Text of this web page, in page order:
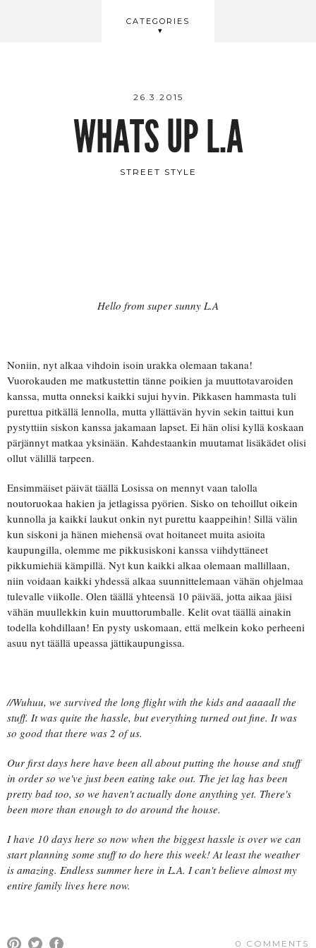
CATEGORIES
BEAUTY
26.3.2015
WHATS UP L.A
STREET STYLE
Hello from super sunny L.A
Noniin, nyt alkaa vihdoin isoin urakka olemaan takana!
Vuorokauden me matkustettin tänne poikien ja muuttotavaroiden
kanssa, mutta onneksi kaikki sujui hyvin. Pikkasen hammasta tuli
purettua pitkällä lennolla, mutta yllättävän hyvin sekin taittui kun
pystyttiin siskon kanssa jakamaan lapset. Ei hän olisi kyllä koskaan
pärjännyt matkaa yksinään. Kahdestaankin muutamat lisäkädet olisi
ollut välillä tarpeen.
Ensimmäiset päivät täällä Losissa on mennyt vaan talolla
noutoruokaa hakien ja jetlagissa pyörien. Sisko on tehoillut oikein
kunnolla ja kaikki laukut onkin nyt purettu kaappeihin! Sillä välin
kun siskoni ja hänen miehensä ovat hoitaneet muita asioita
kaupungilla, olemme me pikkusiskoni kanssa viihdyttäneet
pikkumiehiä kämpillä. Nyt kun kaikki alkaa olemaan mallillaan,
niin voidaan kaikki yhdessä alkaa suunnittelemaan vähän ohjelmaa
tulevalle viikolle. Olen täällä yhteensä 10 päivää, jotta aikaa jäisi
vähän muullekkin kuin muuttorumballe. Kelit ovat täällä ainakin
todella kohdillaan! En pysty uskomaan, että melkein koko perheeni
asuu nyt täällä upeassa jättikaupungissa.
//Wuhuu, we survived the long flight with the kids and aaaaall the
stuff. It was quite the hassle, but everything turned out fine. It was
so good that there was 2 of us.
Our first days here have been all about putting the house and stuff
in order so we've just been eating take out. The jet lag has been
pretty bad too, so we haven't actually done anything yet. There's
been more than enough to do around the house.
I have 10 days here so now when the biggest hassle is over we can
start planning some stuff to do here this week! At least the weather
is amazing. Endless summer here in L.A. I can't believe almost my
entire family lives here now.
0 COMMENTS